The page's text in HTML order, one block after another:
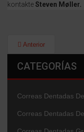
kontakte Steven Møller.
Anterior
CATEGORÍAS
Correas Dentadas
Correas Dentadas